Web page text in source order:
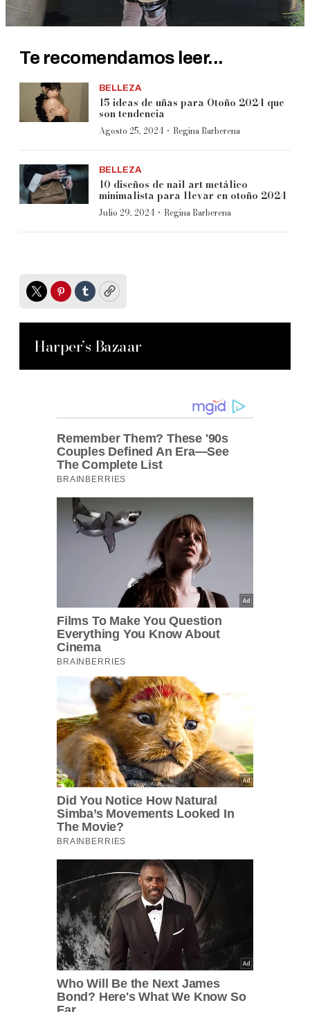
Te recomendamos leer...
BELLEZA
15 ideas de uñas para Otoño 2024 que
son tendencia
Agosto 25, 2024 · Regina Barberena
BELLEZA
10 diseños de nail art metálico
minimalista para llevar en otoño 2024
Julio 29, 2024 · Regina Barberena
TwitterPinterest
TumblrCopy
Harper’s Bazaar